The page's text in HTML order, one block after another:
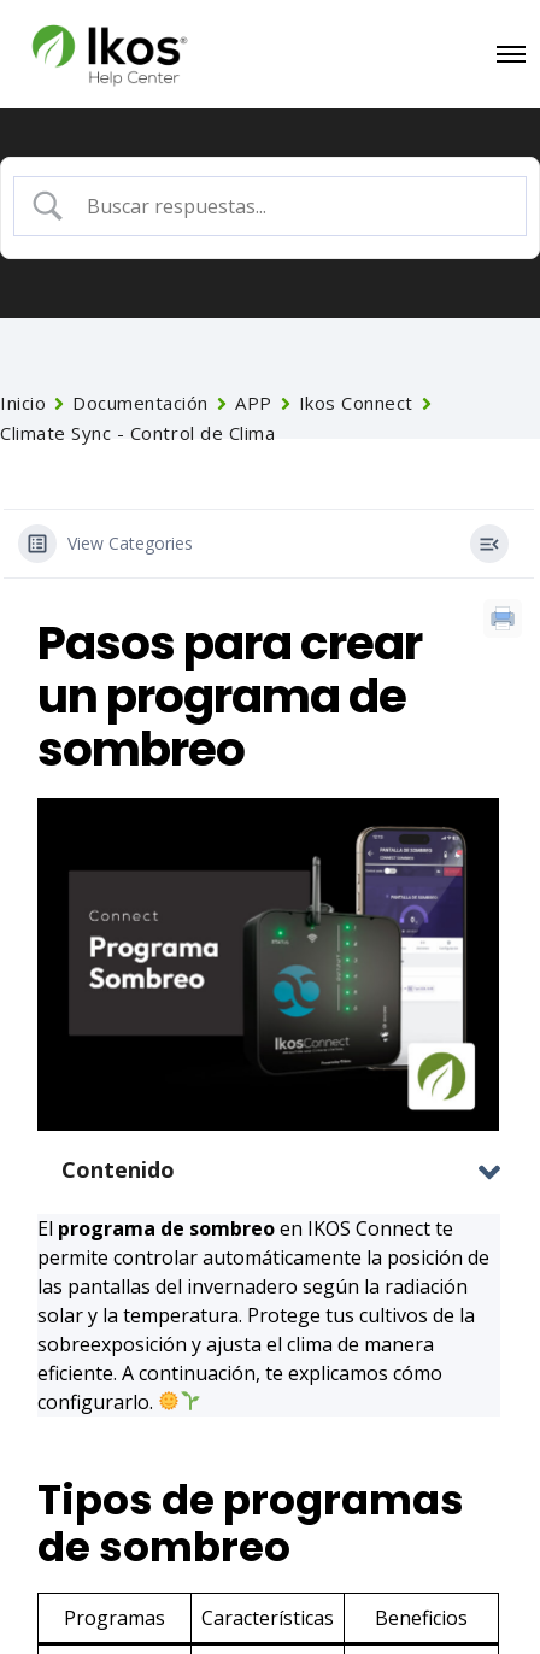
Inicio Documentación APP
Ikos Connect
Climate Sync - Control de Clima
View Categories
Pasos para crear
un programa de
sombreo
Contenido
El programa de sombreoen IKOS Connect te
permite controlar automáticamente la posición de
las pantallas del invernadero según la radiación
solar y la temperatura. Protege tus cultivos de la
sobreexposición y ajusta el clima de manera
eficiente. A continuación, te explicamos cómo
configurarlo.
Tipos de programas
de sombreo
Programas Características
Beneficios